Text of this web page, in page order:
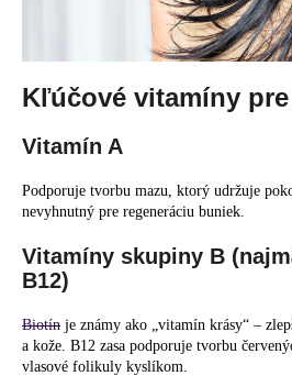
Kľúčové vitamíny
Vitamín A
Podporuje tvorbu mazu, ktorý udržuje
nevyhnutný pre regeneráciu buniek.
Vitamíny skupiny B
B12)
Biotín je známy ako „vitamín krásy“ –
a kože. B12 zasa podporuje tvorbu
vlasové folikuly kyslíkom.